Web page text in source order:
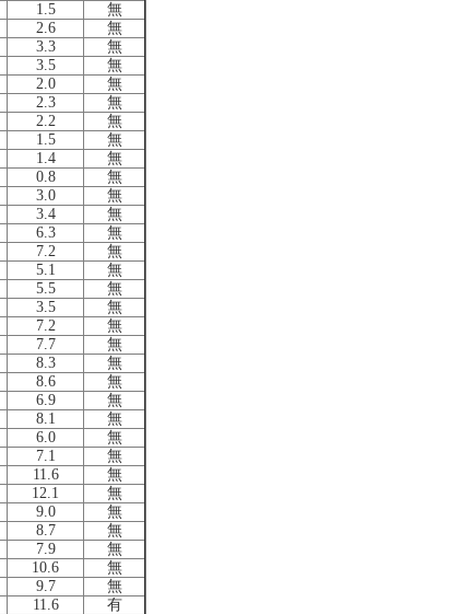
1.5
無
2.6
無
3.3
無
3.5
無
2.0
無
2.3
無
2.2
無
1.5
無
1.4
無
0.8
無
3.0
無
3.4
無
6.3
無
7.2
無
5.1
無
5.5
無
3.5
無
7.2
無
7.7
無
8.3
無
8.6
無
6.9
無
8.1
無
6.0
無
7.1
無
11.6
無
12.1
無
9.0
無
8.7
無
7.9
無
10.6
無
9.7
無
11.6
有